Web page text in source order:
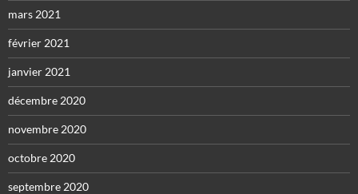
mars 2021
février 2021
janvier 2021
décembre 2020
novembre 2020
octobre 2020
septembre 2020